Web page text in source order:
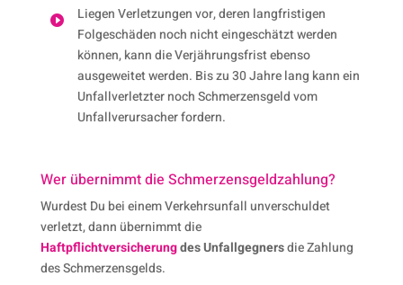

Liegen Verletzungen vor, deren langfristigen
Folgeschäden noch nicht eingeschätzt werden
können, kann die Verjährungsfrist ebenso
ausgeweitet werden. Bis zu 30 Jahre lang kann ein
Unfallverletzter noch Schmerzensgeld vom
Unfallverursacher fordern.
Wer übernimmt die Schmerzens­geld­zahlung?
Wurdest Du bei einem Verkehrsunfall unverschuldet
verletzt, dann übernimmt die
Haftpflichtversicherungdes Unfallgegnersdie Zahlung
des Schmerzensgelds.